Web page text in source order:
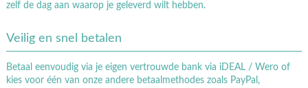
zelf de dag aan waarop je geleverd wilt hebben.
Veilig en snel betalen
Betaal eenvoudig via je eigen vertrouwde bank via iDEAL / Wero of
kies voor één van onze andere betaalmethodes zoals PayPal,